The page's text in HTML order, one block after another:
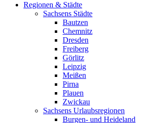
Regionen & Städte
Sachsens Städte
Bautzen
Chemnitz
Dresden
Freiberg
Görlitz
Leipzig
Meißen
Pirna
Plauen
Zwickau
Sachsens Urlaubsregionen
Burgen- und Heideland